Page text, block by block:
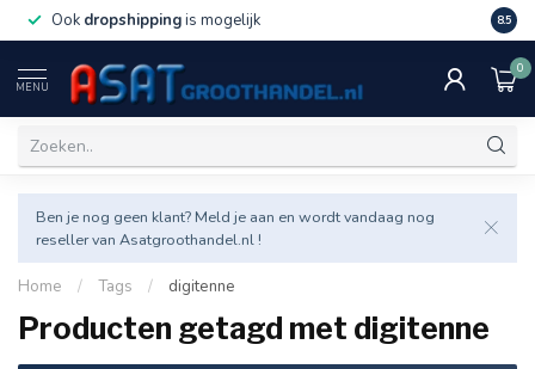
Ook dropshippingis mogelijk Veel
8.5
MENU
0
Ben je nog geen klant? Meld je aan en wordt vandaag nog
reseller van Asatgroothandel.nl !
Home / Tags / digitenne
Producten getagd met digitenne